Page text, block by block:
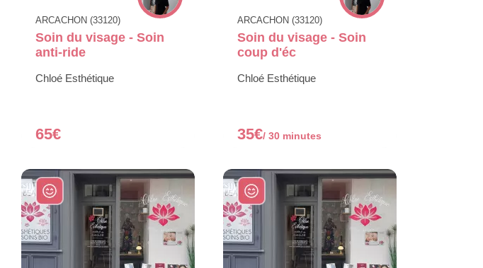
ARCACHON (33120)
Soin du visage - Soin
anti-ride
Chloé Esthétique
65€
ARCACHON (33120)
Soin du visage - Soin
coup d'éc
Chloé Esthétique
35€/ 30 minutes